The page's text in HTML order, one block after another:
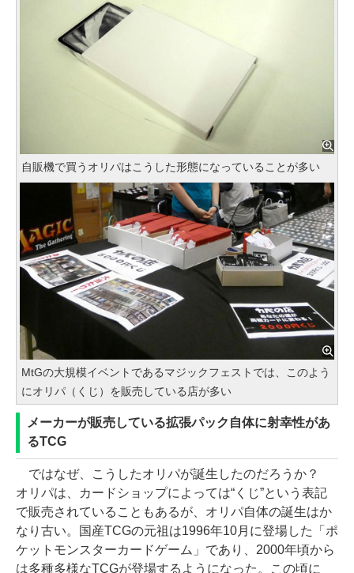
自販機で買うオリパはこうした形態になっていることが多い
MtGの大規模イベントであるマジックフェストでは、このよう
にオリパ（くじ）を販売している店が多い
メーカーが販売している拡張パック自体に射幸性があ
るTCG
ではなぜ、こうしたオリパが誕生したのだろうか？
オリパは、カードショップによっては“くじ”という表記
で販売されていることもあるが、オリパ自体の誕生はか
なり古い。国産TCGの元祖は1996年10月に登場した「ポ
ケットモンスターカードゲーム」であり、2000年頃から
は多種多様なTCGが登場するようになった。この頃に